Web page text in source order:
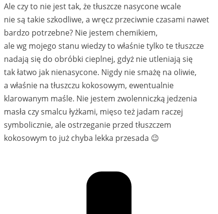
Ale czy to nie jest tak, że tłuszcze nasycone wcale
nie są takie szkodliwe, a wręcz przeciwnie czasami nawet
bardzo potrzebne? Nie jestem chemikiem,
ale wg mojego stanu wiedzy to właśnie tylko te tłuszcze
nadają się do obróbki cieplnej, gdyż nie utleniają się
tak łatwo jak nienasycone. Nigdy nie smażę na oliwie,
a właśnie na tłuszczu kokosowym, ewentualnie
klarowanym maśle. Nie jestem zwolenniczką jedzenia
masła czy smalcu łyżkami, mięso też jadam raczej
symbolicznie, ale ostrzeganie przed tłuszczem
kokosowym to już chyba lekka przesada 😉